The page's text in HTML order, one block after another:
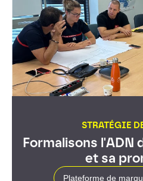
STRATÉGIE
Formalisons l'ADN
et sa
Plateforme de